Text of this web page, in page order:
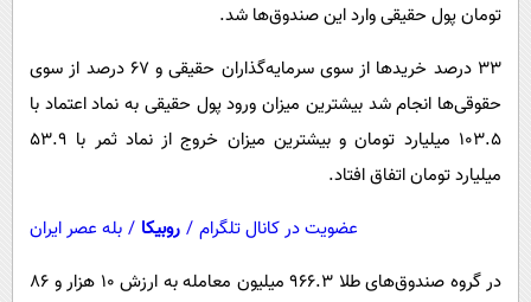
سرگرمی
فناوری
گوناگون
حوادث
سلامت
فرهنگی
پیامک
روانشناسی
آشپزی
دانلود
تومان پول حقیقی وارد این صندوق‌ها شد.
۳۳ درصد خریدها از سوی سرمایه‌گذاران حقیقی و ۶۷ درصد از سوی
حقوقی‌ها انجام شد بیشترین میزان ورود پول حقیقی به نماد اعتماد با
۱۰۳.۵ میلیارد تومان و بیشترین میزان خروج از نماد ثمر با ۵۳.۹
میلیارد تومان اتفاق افتاد.
عضویت در کانال تلگرام / روبیکا / بله عصر ایران
در گروه صندوق‌های طلا ۹۶۶.۳ میلیون معامله به ارزش ۱۰ هزار و ۸۶